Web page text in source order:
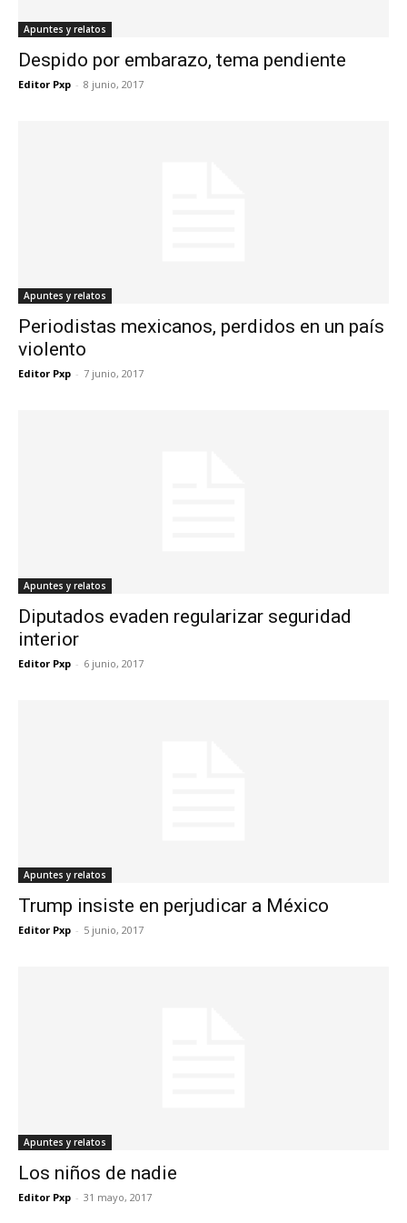
Apuntes y relatos
Despido por embarazo, tema pendiente
Editor Pxp - 8 junio, 2017
Apuntes y relatos
Periodistas mexicanos, perdidos en un país
violento
Editor Pxp - 7 junio, 2017
Apuntes y relatos
Diputados evaden regularizar seguridad
interior
Editor Pxp - 6 junio, 2017
Apuntes y relatos
Trump insiste en perjudicar a México
Editor Pxp - 5 junio, 2017
Apuntes y relatos
Los niños de nadie
Editor Pxp - 31 mayo, 2017